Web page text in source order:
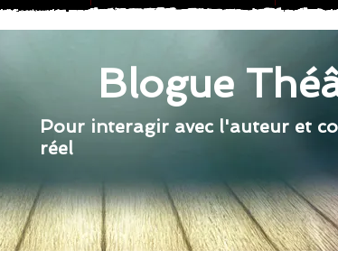
Blogue
Pour interagir avec l'auteur et
réel